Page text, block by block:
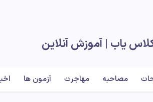
کلاس یاب |‌ آموزش آنلاین
مصاحبه مهاجرت آزمون ها